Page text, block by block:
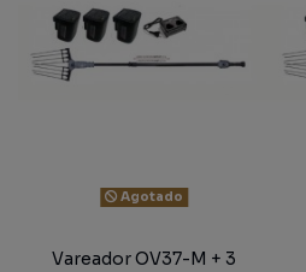
Agotado
Vareador OV37-M + 3